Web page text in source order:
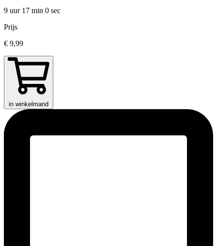
9 uur 17 min 0 sec
Prijs
€ 9,99
in winkelmand